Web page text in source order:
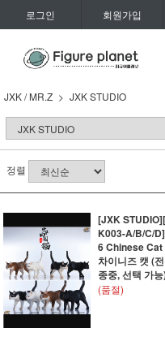
로그인 회원가입
JXK / MR.Z JXK STUDIO
정렬
[JXK
K003-A/B/C/
6 Chinese Cat
차이니즈 캣 (
종중, 선택 가
(품절)